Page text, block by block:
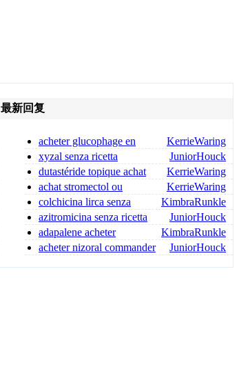
最新回复
KerrieWaring
acheter glucophage en
ligne glucophage achat
JuniorHouck
xyzal senza ricetta
KerrieWaring
dutastéride topique achat
acheter dutasteride
KerrieWaring
achat stromectol ou
acheter stromectol
KimbraRunkle
colchicina lirca senza
ricetta colchicina senza ri
JuniorHouck
azitromicina senza ricetta
in farmacia azitromicin
KimbraRunkle
adapalene acheter
commander differine
JuniorHouck
acheter nizoral commander